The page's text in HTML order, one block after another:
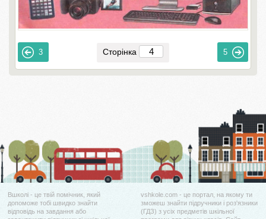
3 Сторінка 5
Вшколі - це твій помічник, який
допоможе тобі швидко знайти
відповідь на завдання або
vshkole.com - це портал, на якому ти
зможеш знайти підручники і роз'язники
(ГДЗ) з усіх предметів шкільної